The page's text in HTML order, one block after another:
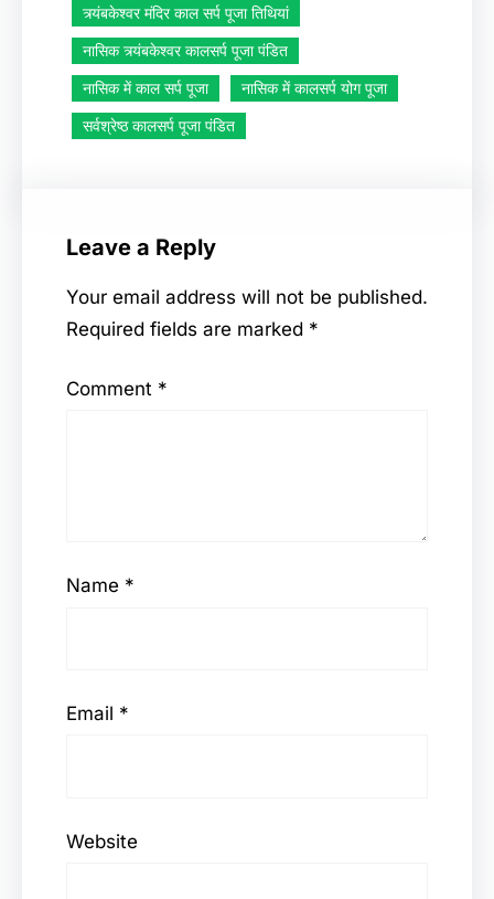
त्र्यंबकेश्वर मंदिर काल सर्प पूजा तिथियां
नासिक त्र्यंबकेश्वर कालसर्प पूजा पंडित
नासिक में काल सर्प पूजा
नासिक में कालसर्प योग पूजा
सर्वश्रेष्ठ कालसर्प पूजा पंडित
Leave a Reply
Your email address will not be published.
Required fields are marked *
Comment *
Name *
Email *
Website